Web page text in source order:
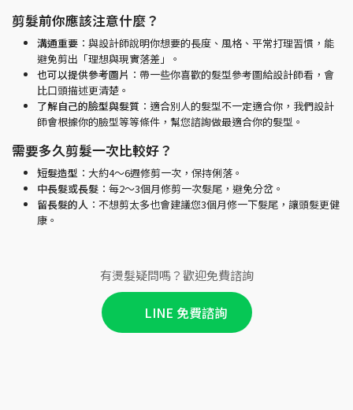
剪髮前你應該注意什麼？
溝通重要 ：與設計師說明你想要的長度、風格、平常打理習慣，能
避免剪出「理想與現實落差」。
也可以提供參考圖片 ：帶一些你喜歡的髮型參考圖給設計師看，會
比口頭描述更清楚。
了解自己的臉型與髮質 ：適合別人的髮型不一定適合你，我們設計
師會根據你的臉型等等條件，幫您諮詢做最適合你的髮型。
需要多久剪髮一次比較好？
短髮造型 ：大約4～6週修剪一次，保持俐落。
中長髮或長髮 ：每2～3個月修剪一次髮尾，避免分岔。
留長髮的人 ：不想剪太多也會建議您3個月修一下髮尾，讓頭髮更健
康。
有燙髮疑問嗎？歡迎免費諮詢
LINE 免費諮詢